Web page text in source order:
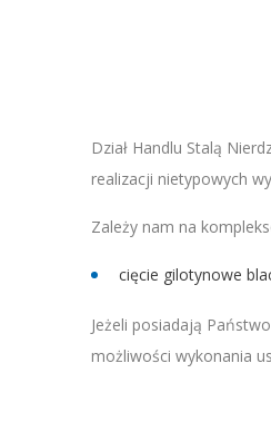
Dział Handlu Stalą
realizacji nietypowych
Zależy nam na
cięcie gilotynowe
Jeżeli posiadają
możliwości wykonania